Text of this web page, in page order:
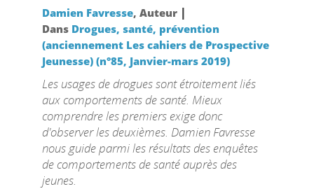
Damien Favresse, Auteur |
Dans Drogues, santé, prévention
(anciennement Les cahiers de Prospective
Jeunesse) (n°85, Janvier-mars 2019)
Les usages de drogues sont étroitement liés
aux comportements de santé. Mieux
comprendre les premiers exige donc
d'observer les deuxièmes. Damien Favresse
nous guide parmi les résultats des enquêtes
de comportements de santé auprès des
jeunes.